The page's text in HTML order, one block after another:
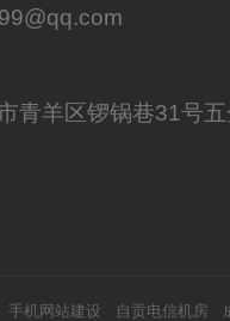
青羊区锣锅巷31号
手机网站建设 自贡电信机房